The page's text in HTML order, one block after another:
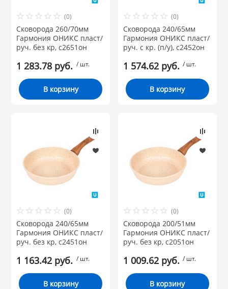
(0)
Сковорода 260/70мм
Гармония ОНИКС пласт/
руч. без кр, с2651он
1 283.78 руб. / шт.
В корзину
(0)
Сковорода 240/65мм
Гармония ОНИКС пласт/
руч. с кр. (п/у), с2452он
1 574.62 руб. / шт.
В корзину
(0)
Сковорода 240/65мм
Гармония ОНИКС пласт/
руч. без кр, с2451он
1 163.42 руб. / шт.
В корзину
(0)
Сковорода 200/51мм
Гармония ОНИКС пласт/
руч. без кр, с2051он
1 009.62 руб. / шт.
В корзину